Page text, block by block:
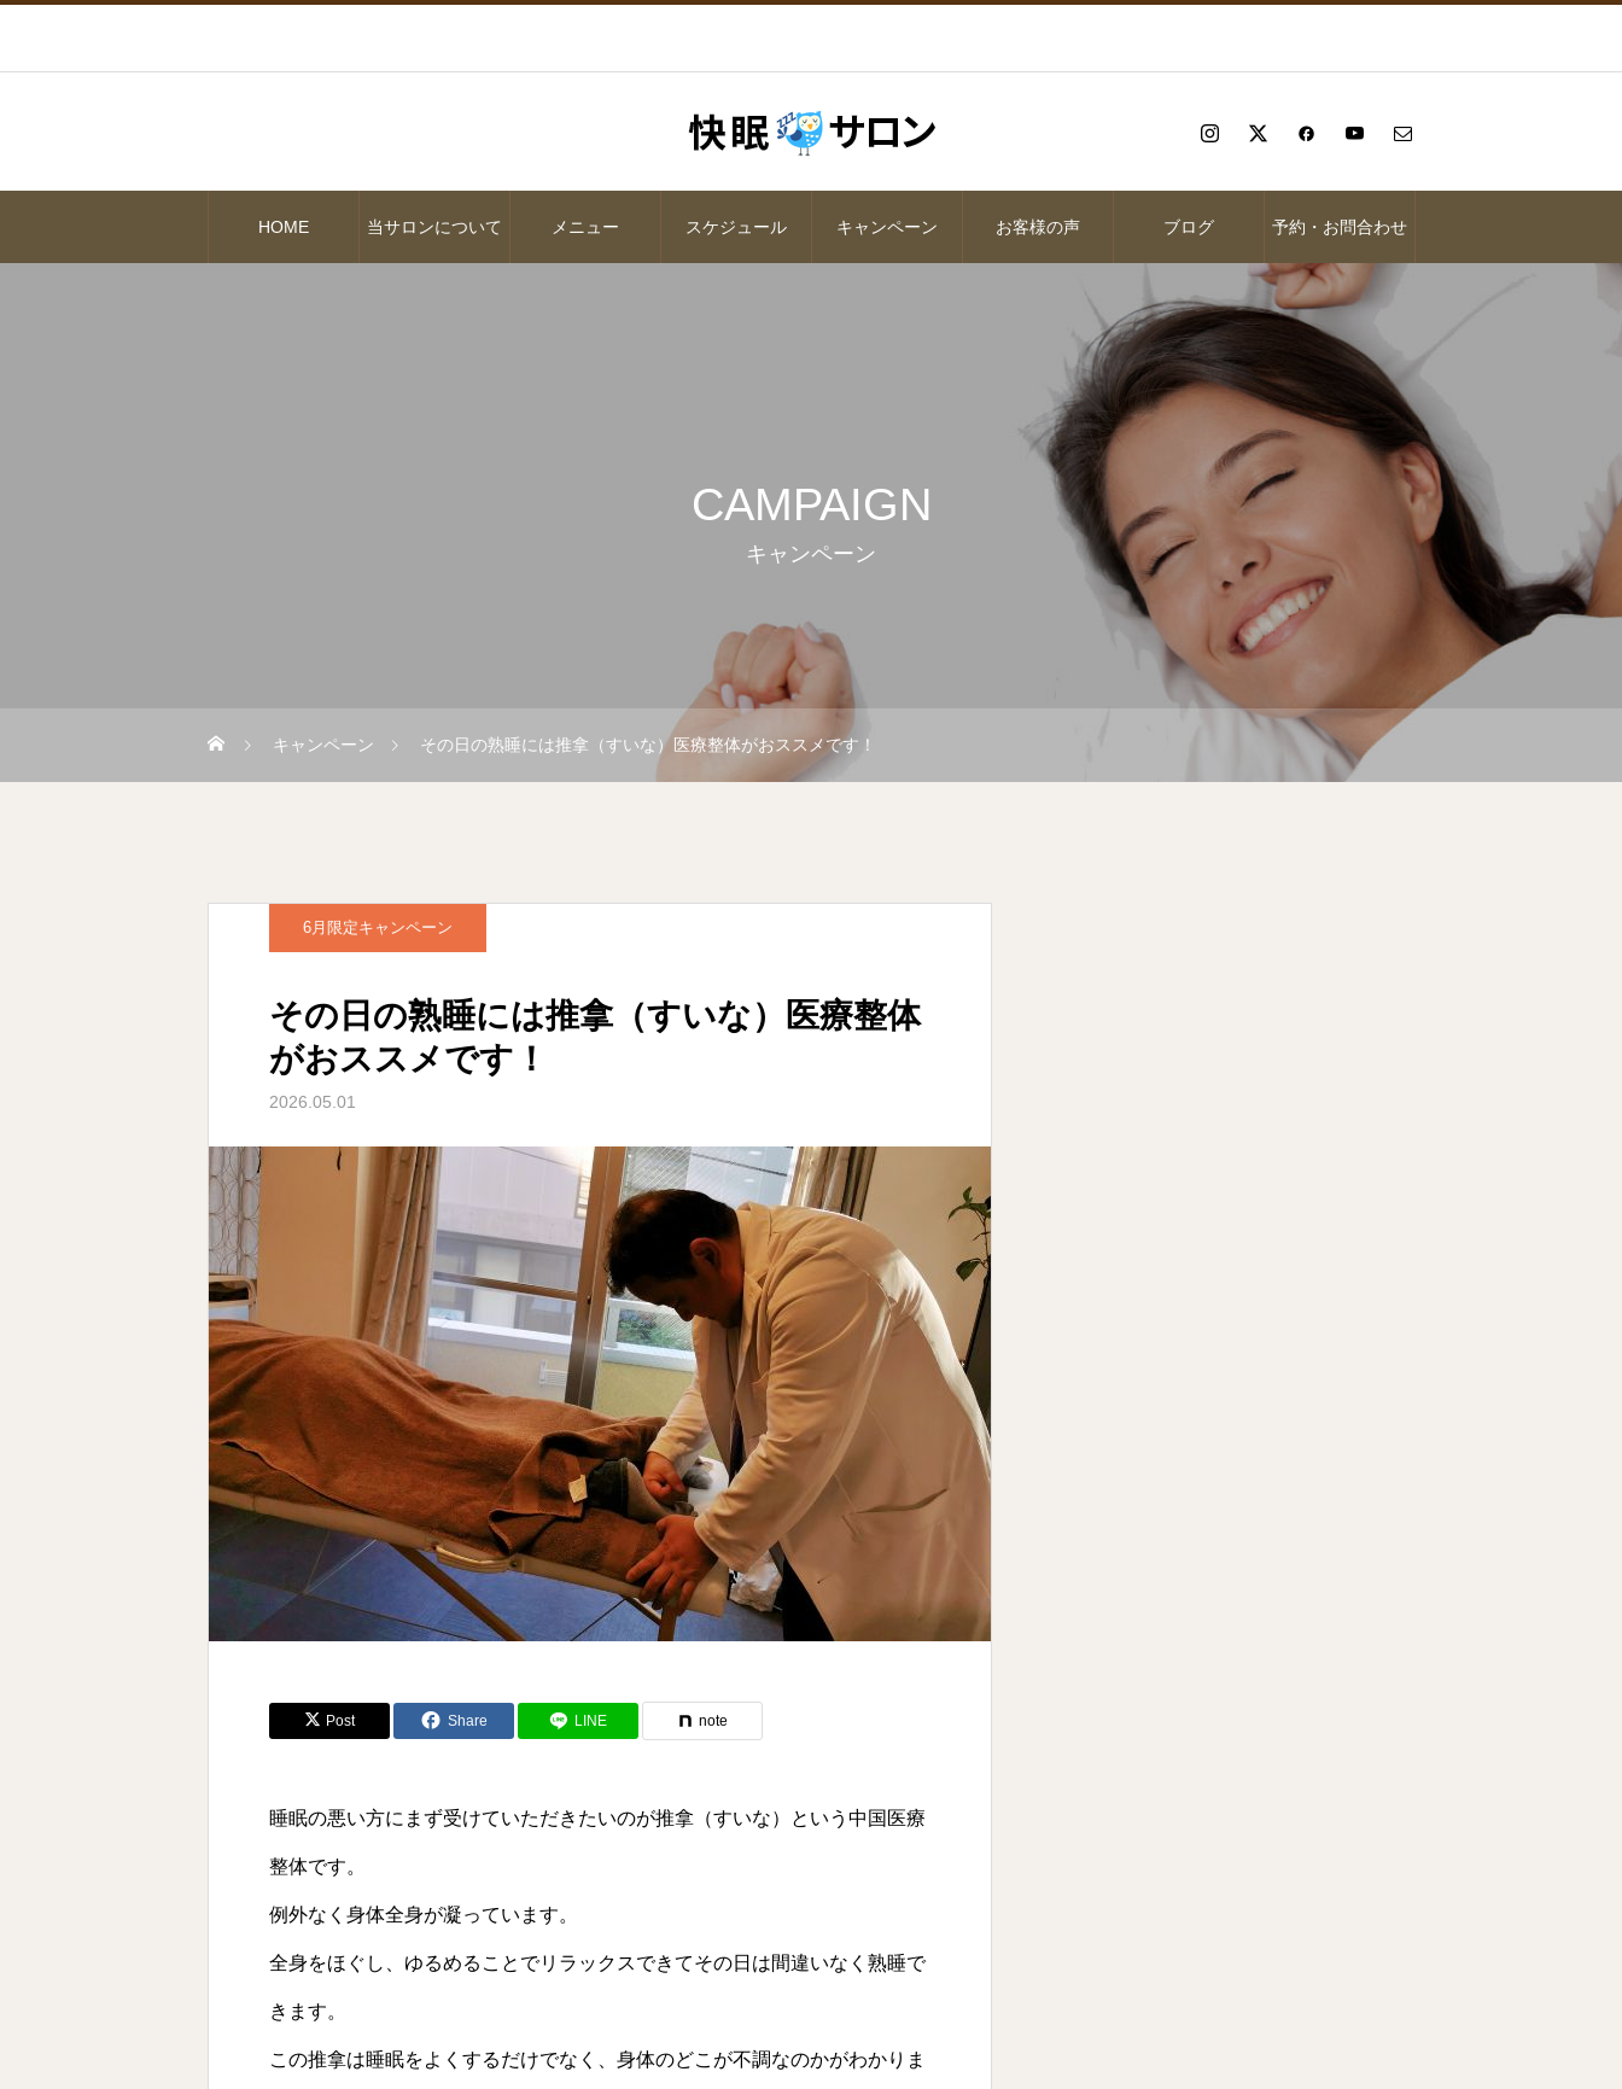
HOME 当サロンについて メニュー スケジュール キャンペーン お客様の声 ブログ 予約・お問合わせ
CAMPAIGN
キャンペーン
キャンペーン その日の熟睡には推拿（すいな）医療整体がおススメです！
6月限定キャンペーン
その日の熟睡には推拿（すいな）医療整体
がおススメです！
2026.05.01
Post Share LINE note
睡眠の悪い方にまず受けていただきたいのが推拿（すいな）という中国医療
整体です。
例外なく身体全身が凝っています。
全身をほぐし、ゆるめることでリラックスできてその日は間違いなく熟睡で
きます。
この推拿は睡眠をよくするだけでなく、身体のどこが不調なのかがわかりま